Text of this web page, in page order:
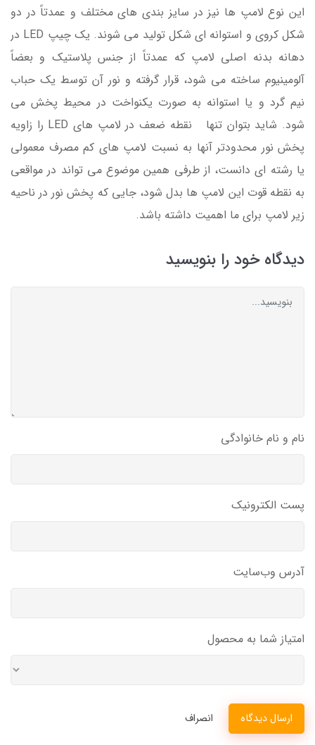
این نوع لامپ ها نیز در سایز بندی های مختلف و عمدتاً در دو
شکل کروی و استوانه ای شکل تولید می شوند. یک چیپ LED در
دهانه بدنه اصلی لامپ که عمدتاً از جنس پلاستیک و بعضاً
آلومینیوم ساخته می شود، قرار گرفته و نور آن توسط یک حباب
نیم گرد و یا استوانه به صورت یکنواخت در محیط پخش می
شود. شاید بتوان تنها نقطه ضعف در لامپ های LED را زاویه
پخش نور محدودتر آنها به نسبت لامپ های کم مصرف معمولی
یا رشته ای دانست، از طرفی همین موضوع می تواند در مواقعی
به نقطه قوت این لامپ ها بدل شود، جایی که پخش نور در ناحیه
زیر لامپ برای ما اهمیت داشته باشد.
دیدگاه خود را بنویسید
نام و نام خانوادگی
پست الکترونیک
آدرس وب‌سایت
امتیاز شما به محصول
ارسال دیدگاه انصراف